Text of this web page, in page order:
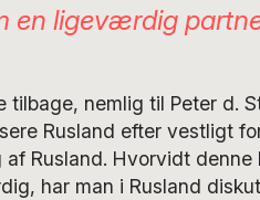
en ligeværdig
nemlig til Peter d.
Rusland efter vestligt
Rusland. Hvorvidt denne
har man i Rusland